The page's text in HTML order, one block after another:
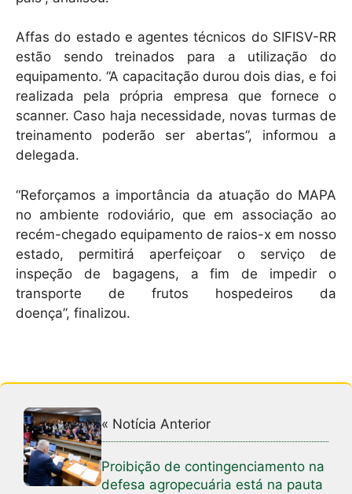
Affas do estado e agentes técnicos do SIFISV-RR
estão sendo treinados para a utilização do
equipamento. “A capacitação durou dois dias, e foi
realizada pela própria empresa que fornece o
scanner. Caso haja necessidade, novas turmas de
treinamento poderão ser abertas”, informou a
delegada.
“Reforçamos a importância da atuação do MAPA
no ambiente rodoviário, que em associação ao
recém-chegado equipamento de raios-x em nosso
estado, permitirá aperfeiçoar o serviço de
inspeção de bagagens, a fim de impedir o
transporte de frutos hospedeiros da
doença”, finalizou.
« Notícia Anterior
Proibição de contingenciamento na
defesa agropecuária está na pauta